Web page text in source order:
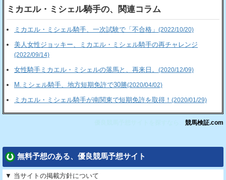
ミカエル・ミシェル騎手の、関連コラム
ミカエル・ミシェル騎手、一次試験で「不合格」 (2022/10/20)
美人女性ジョッキー、ミカエル・ミシェル騎手の再チャレンジ
(2022/09/14)
女性騎手ミカエル・ミシェルの落馬と、再来日。 (2020/12/09)
M.ミシェル騎手、地方短期免許で30勝(2020/04/02)
ミカエル・ミシェル騎手が南関東で短期免許を取得！ (2020/01/29)
競馬検証.com
無料予想のある、優良競馬予想サイト
▼ 当サイトの掲載方針について